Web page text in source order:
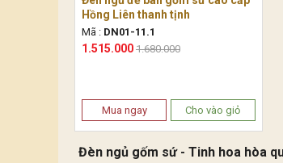
Hồng Liên thanh tịnh
Mã : DN01-11.1
1.515.000 1.680.000
Mua ngay Cho vào giỏ
Đèn ngủ gốm sứ - Tinh hoa hòa